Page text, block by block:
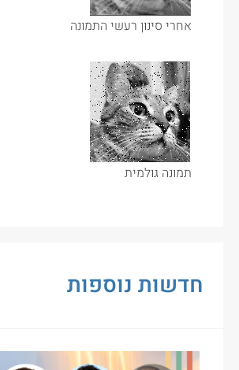
אחרי סינון רעשי התמונה
תמונה גולמית
חדשות נוספות